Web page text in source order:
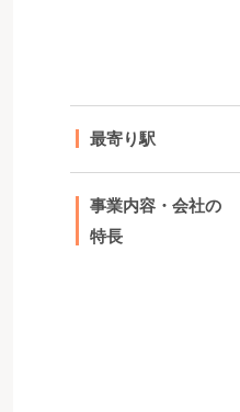
最寄り駅
事業内容・会社の
特長